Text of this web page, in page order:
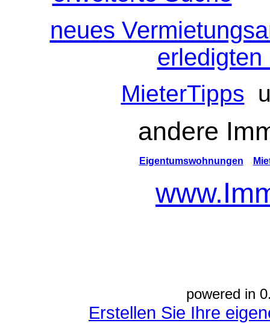
neues
erledigten
MieterTipps
andere
Eigentumswohnungen
powered in
Erstellen Sie Ihre